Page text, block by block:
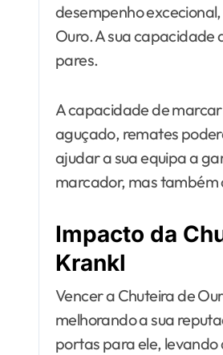
desempenho
Ouro. A sua capacidade
pares.
A capacidade de
aguçado, remates
ajudar a sua equipa a
marcador, mas
Impacto da
Krankl
Vencer a Chuteira de
melhorando a sua
portas para ele, levando